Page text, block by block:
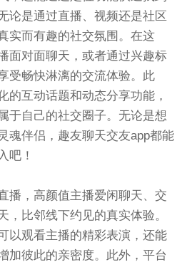
论是通过直播、视频还是社区
实而有趣的社交氛围。在这
面对面聊天，或者通过兴趣标
受畅快淋漓的交流体验。此
的互动话题和动态分享功能，
于自己的社交圈子。无论是想
魂伴侣，趣友聊天交友app都能
吧！
播，高颜值主播爱闲聊天、交
，比邻线下约见的真实体验。
以观看主播的精彩表演，还能
加彼此的亲密度。此外，平台